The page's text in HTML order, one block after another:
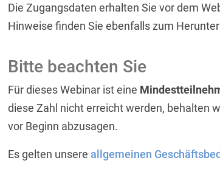
Die Zugangsdaten erhalten Sie vor dem
Hinweise finden Sie ebenfalls zum
Bitte beachten Sie
Für dieses Webinar ist eine
diese Zahl nicht erreicht werden, behalten
vor Beginn abzusagen.
Es gelten unsere allgemeinen